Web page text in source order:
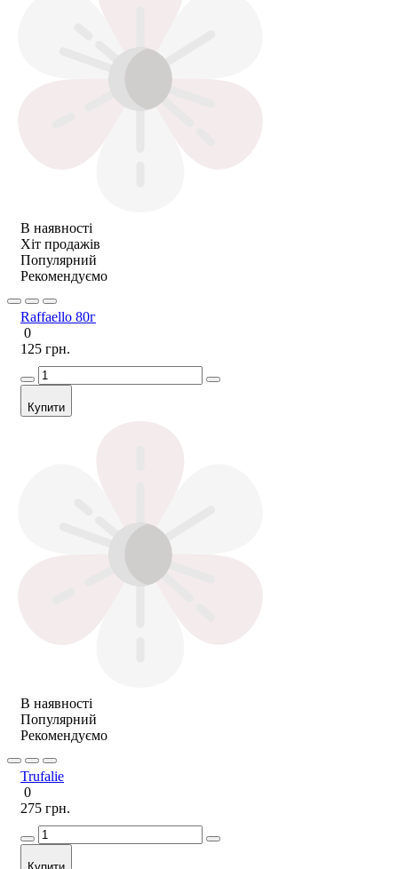
В наявності
Хіт продажів
Популярний
Рекомендуємо
Raffaello 80г
0
125 грн.
Купити
В наявності
Популярний
Рекомендуємо
Trufalie
0
275 грн.